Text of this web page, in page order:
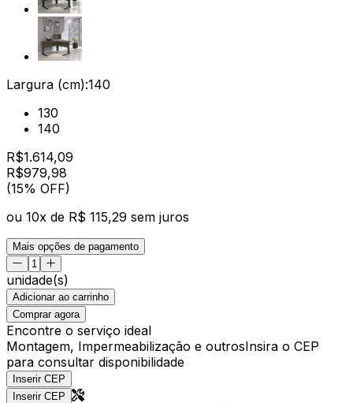
Largura (cm):140
130
140
R$1.614,09
R$979,98
(15% OFF)
ou 10x de R$ 115,29 sem juros
Mais opções de pagamento
unidade(s)
Adicionar ao carrinho
Comprar agora
Encontre o serviço ideal
Montagem, Impermeabilização e outrosInsira o CEP
para consultar disponibilidade
Inserir CEP
Inserir CEP